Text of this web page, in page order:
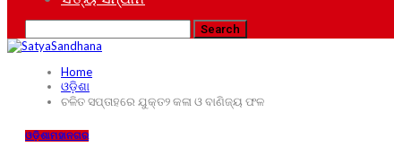
Home
ଓଡ଼ିଶା
ଚଳିତ ସପ୍ତାହରେ ଯୁକ୍ତ୨ କଳା ଓ ବାଣିଜ୍ୟ ଫଳ
ଓଡ଼ିଶାମହାନଗର